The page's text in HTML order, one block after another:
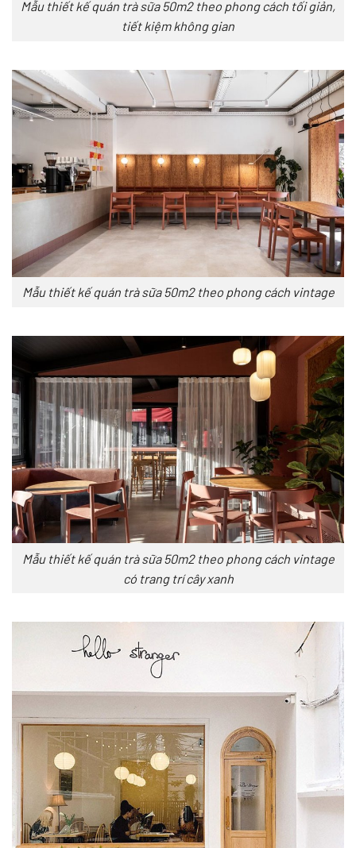
Mẫu thiết kế quán trà sữa 50m2 theo phong cách tối giản,
tiết kiệm không gian
Mẫu thiết kế quán trà sữa 50m2 theo phong cách vintage
Mẫu thiết kế quán trà sữa 50m2 theo phong cách vintage
có trang trí cây xanh